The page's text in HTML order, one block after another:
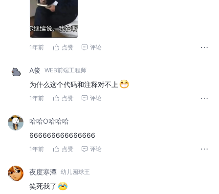
1年前 点赞 评论
A俊 WEB前端工程师
为什么这个代码和注释对不上
1年前 点赞 评论
哈哈O哈哈哈
666666666666666
1年前 点赞 评论
夜度寒潭 幼儿园球王
笑死我了